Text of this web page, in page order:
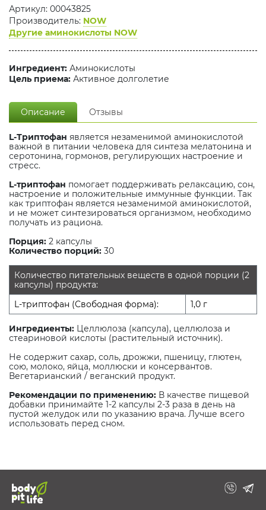
Артикул: 00043825
Производитель: NOW
Другие аминокислоты NOW
Ингредиент: Аминокислоты
Цель приема: Активное долголетие
Описание Отзывы
L-Триптофан является незаменимой аминокислотой
важной в питании человека для синтеза мелатонина и
серотонина, гормонов, регулирующих настроение и
стресс.
L-триптофан помогает поддерживать релаксацию, сон,
настроение и положительные иммунные функции. Так
как триптофан является незаменимой аминокислотой,
и не может синтезироваться организмом, необходимо
получать из рациона.
Порция: 2 капсулы
Количество порций: 30
Количество питательных веществ в одной порции (2
капсулы) продукта:
L-триптофан (Свободная форма):
1,0 г
Ингредиенты: Целлюлоза (капсула), целлюлоза и
стеариновой кислоты (растительный источник).
Не содержит сахар, соль, дрожжи, пшеницу, глютен,
сою, молоко, яйца, моллюски и консервантов.
Вегетарианский / веганский продукт.
Рекомендации по применению: В качестве пищевой
добавки принимайте 1-2 капсулы 2-3 раза в день на
пустой желудок или по указанию врача. Лучше всего
использовать перед сном.